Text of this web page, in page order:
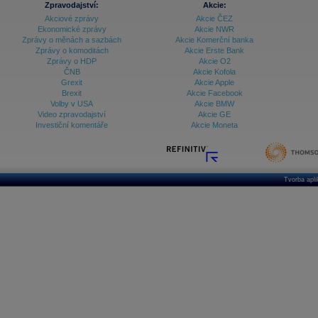
Archiv - Vývoj české koruny
Archiv analýz - Makroukazatele
Ceny průmyslových výrobců - Data a prognózy
Ceny průmyslových výrobců - Graf (ČR)
Ceny průmyslových výrobců - Kalendář (ČR)
Ceny průmyslových výrobců - Zpravodajství
Databanka - Ceny
Zpravodajství:
Akciové zprávy
Ekonomické zprávy
Zprávy o měnách a sazbách
Zprávy o komoditách
Zprávy o HDP
ČNB
Grexit
Brexit
Volby v USA
Video zpravodajství
Investiční komentáře
Akcie:
Akcie ČEZ
Akcie NWR
Akcie Komerční banka
Akcie Erste Bank
Akcie O2
Akcie Kofola
Akcie Apple
Akcie Facebook
Akcie BMW
Akcie GE
Akcie Moneta
Tvorba